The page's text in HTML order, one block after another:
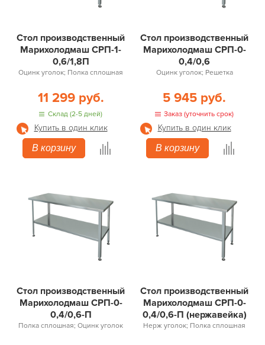
Стол производственный
Марихолодмаш СРП-1-
0,6/1,8П
Оцинк уголок; Полка сплошная
11 299 руб.
Склад (2-5 дней)
Купить в один клик
В корзину
Стол производственный
Марихолодмаш СРП-0-
0,4/0,6
Оцинк уголок; Решетка
5 945 руб.
Заказ (уточнить срок)
Купить в один клик
В корзину
Стол производственный
Марихолодмаш СРП-0-
0,4/0,6-П
Полка сплошная; Оцинк уголок
Стол производственный
Марихолодмаш СРП-0-
0,4/0,6-П (нержавейка)
Нерж уголок; Полка сплошная